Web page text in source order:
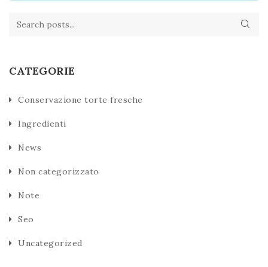
CATEGORIE
Conservazione torte fresche
Ingredienti
News
Non categorizzato
Note
Seo
Uncategorized